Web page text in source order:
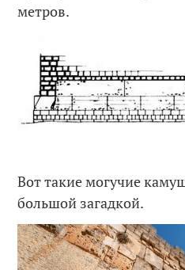
метров.
Вот такие могучие
большой загадкой.